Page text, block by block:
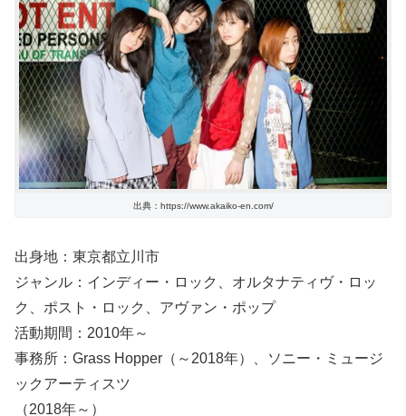
出典：https://www.akaiko-en.com/
出身地：東京都立川市
ジャンル：インディー・ロック、オルタナティヴ・ロッ
ク、ポスト・ロック、アヴァン・ポップ
活動期間：2010年～
事務所：Grass Hopper（～2018年）、ソニー・ミュージ
ックアーティスツ
（2018年～）